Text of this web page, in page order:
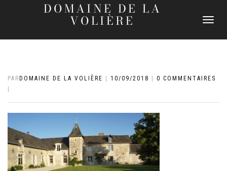
DOMAINE DE LA
VOLIÈRE
DÉPLIER
PAR DOMAINE DE LA VOLIÈRE 10/09/2018
0 COMMENTAIRES